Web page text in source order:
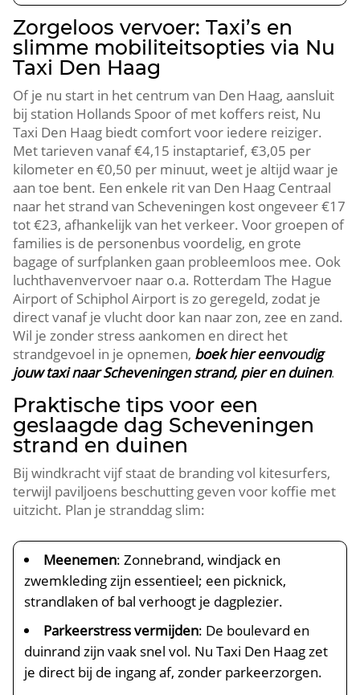
Zorgeloos vervoer: Taxi’s en
slimme mobiliteitsopties via Nu
Taxi Den Haag
Of je nu start in het centrum van Den Haag, aansluit
bij station Hollands Spoor of met koffers reist, Nu
Taxi Den Haag biedt comfort voor iedere reiziger.​
Met tarieven vanaf €4,15 instaptarief, €3,05 per
kilometer en €0,50 per minuut, weet je altijd waar je
aan toe bent.​ Een enkele rit van Den Haag Centraal
naar het strand van Scheveningen kost ongeveer €17
tot €23, afhankelijk van het verkeer.​ Voor groepen of
families is de personenbus voordelig, en grote
bagage of surfplanken gaan probleemloos mee.​ Ook
luchthavenvervoer naar o.​a.​ Rotterdam The Hague
Airport of Schiphol Airport is zo geregeld, zodat je
direct vanaf je vlucht door kan naar zon, zee en zand.​
Wil je zonder stress aankomen en direct het
strandgevoel in je opnemen, boek hier eenvoudig
jouw taxi naar Scheveningen strand, pier en duinen.​
Praktische tips voor een
geslaagde dag Scheveningen
strand en duinen
Bij windkracht vijf staat de branding vol kitesurfers,
terwijl paviljoens beschutting geven voor koffie met
uitzicht.​ Plan je stranddag slim:
Meenemen: Zonnebrand, windjack en
zwemkleding zijn essentieel; een picknick,
strandlaken of bal verhoogt je dagplezier.​
Parkeerstress vermijden: De boulevard en
duinrand zijn vaak snel vol.​ Nu Taxi Den Haag zet
je direct bij de ingang af, zonder parkeerzorgen.​